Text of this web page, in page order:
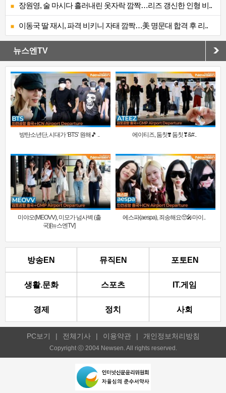
장원영, 술 마시다 흘러내린 옷자락 깜짝…리즈 갱신한 인형 비..
이동국 딸 재시, 파격 비키니 자태 깜짝…美 명문대 합격 후 리..
뉴스엔TV
방탄소년단, 시대가 ‘BTS’ 원해🎵 .. 에이티즈, 둠칫❣️ 둠칫❣&#..
미야오(MEOVV), 미모가 넘사벽 (출
국)[뉴스엔TV]
에스파(aespa), 죄송해요🥺🎤마이..
방송EN 뮤직EN 포토EN
생활.문화 스포츠 IT.게임
경제 정치 사회
PC보기 | 전체기사 | 이용약관 | 개인정보처리방침
Copyright ⓒ 2004 Newsen. All rights reserved.